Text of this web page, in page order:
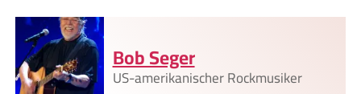
Bob Seger
US-amerikanischer Rockmusiker